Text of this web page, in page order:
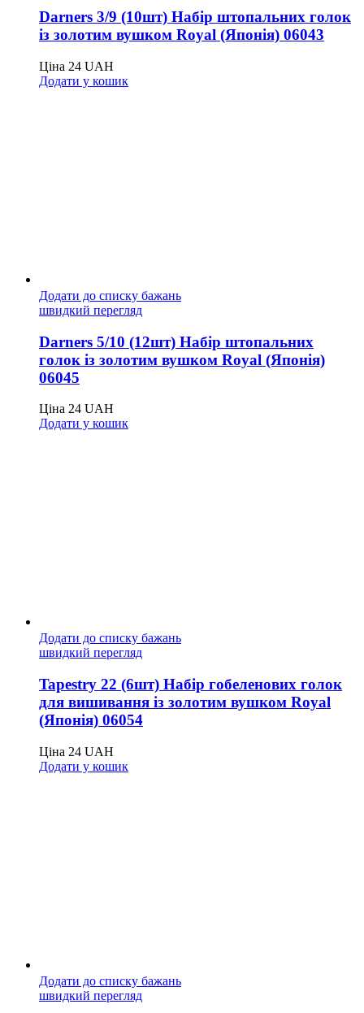
Darners 3/9 (10шт) Набір штопальних голок
із золотим вушком Royal (Японія) 06043
Ціна 24 UAH
Додати у кошик
Додати до списку бажань
швидкий перегляд
Darners 5/10 (12шт) Набір штопальних
голок із золотим вушком Royal (Японія)
06045
Ціна 24 UAH
Додати у кошик
Додати до списку бажань
швидкий перегляд
Tapestry 22 (6шт) Набір гобеленових голок
для вишивання із золотим вушком Royal
(Японія) 06054
Ціна 24 UAH
Додати у кошик
Додати до списку бажань
швидкий перегляд